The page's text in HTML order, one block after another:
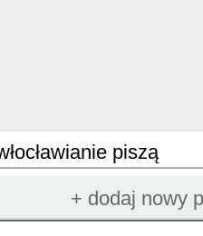
piszą